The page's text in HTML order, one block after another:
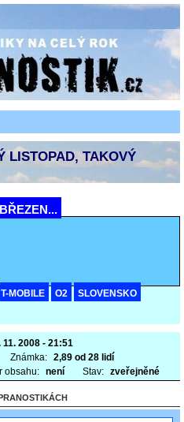
LISTOPAD, TAKOVÝ
T-MOBILE O2 SLOVENSKO
11. 2008 - 21:51
Známka: 2,89 od 28 lidí
obsahu: není Stav: zveřejněné